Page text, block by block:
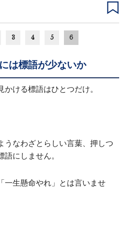
3 4 5 6
は標語が少ないか
ける標語はひとつだけ。
うなわざとらしい言葉、押しつ
にしません。
一生懸命やれ」とは言いませ